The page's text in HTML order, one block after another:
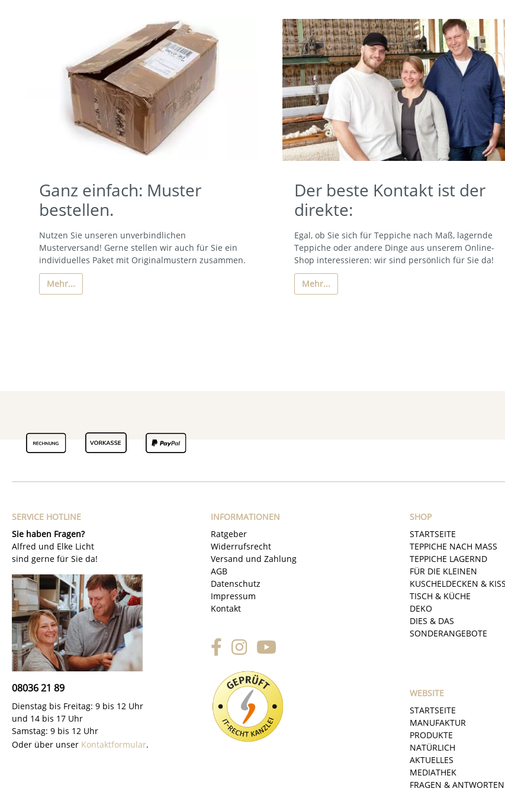
Ganz einfach: Muster
bestellen.
Nutzen Sie unseren unverbindlichen
Musterversand! Gerne stellen wir auch für Sie ein
individuelles Paket mit Originalmustern zusammen.
Mehr...
Der beste Kontakt ist der
direkte:
Egal, ob Sie sich für Teppiche nach Maß, lagernde
Teppiche oder andere Dinge aus unserem Online-
Shop interessieren: wir sind persönlich für Sie da!
Mehr...
SERVICE HOTLINE
Sie haben Fragen?
Alfred und Elke Licht
sind gerne für Sie da!
08036 21 89
Dienstag bis Freitag: 9 bis 12 Uhr
und 14 bis 17 Uhr
Samstag: 9 bis 12 Uhr
Oder über unser Kontaktformular.
INFORMATIONEN
Ratgeber
Widerrufsrecht
Versand und Zahlung
AGB
Datenschutz
Impressum
Kontakt
SHOP
STARTSEITE
TEPPICHE NACH MASS
TEPPICHE LAGERND
FÜR DIE KLEINEN
KUSCHELDECKEN &
TISCH & KÜCHE
DEKO
DIES & DAS
SONDERANGEBOTE
WEBSITE
STARTSEITE
MANUFAKTUR
PRODUKTE
NATÜRLICH
AKTUELLES
MEDIATHEK
FRAGEN & ANTWORTEN